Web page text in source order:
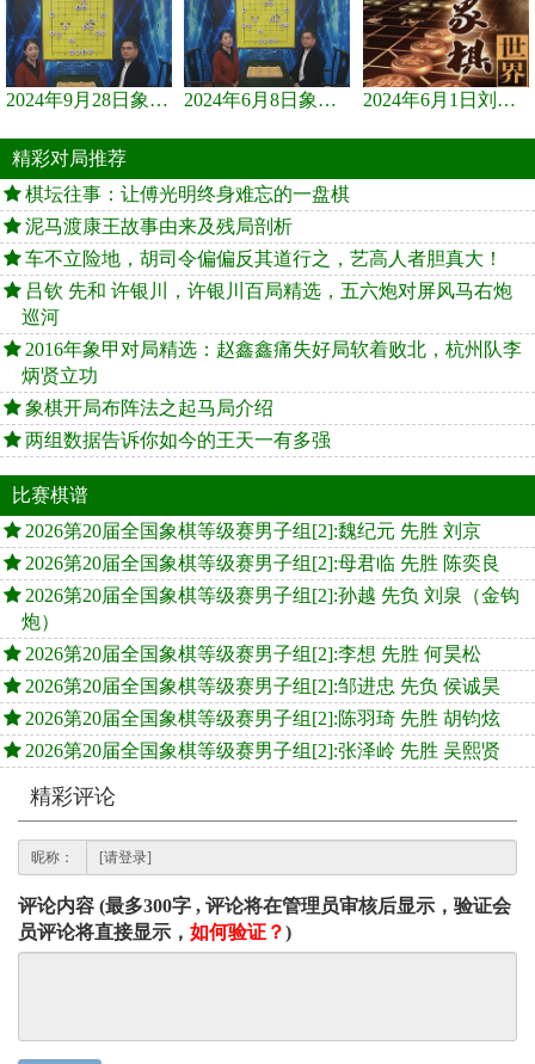
2024年9月28日象棋世界栏目，刘君、蒋川讲解了第九届杨官璘杯象棋... 2024年6月8日象棋世界，刘君、蒋川讲解了第九届杨官璘杯全国象棋... 2024年6月1日刘君、蒋川讲解第三届上海杯象棋大师赛谢靖与李少庚...
精彩对局推荐
棋坛往事：让傅光明终身难忘的一盘棋
泥马渡康王故事由来及残局剖析
车不立险地，胡司令偏偏反其道行之，艺高人者胆真大！
吕钦 先和 许银川，许银川百局精选，五六炮对屏风马右炮
巡河
2016年象甲对局精选：赵鑫鑫痛失好局软着败北，杭州队李
炳贤立功
象棋开局布阵法之起马局介绍
两组数据告诉你如今的王天一有多强
比赛棋谱
2026第20届全国象棋等级赛男子组[2]:魏纪元 先胜 刘京
2026第20届全国象棋等级赛男子组[2]:母君临 先胜 陈奕良
2026第20届全国象棋等级赛男子组[2]:孙越 先负 刘泉（金钩
炮）
2026第20届全国象棋等级赛男子组[2]:李想 先胜 何昊松
2026第20届全国象棋等级赛男子组[2]:邹进忠 先负 侯诚昊
2026第20届全国象棋等级赛男子组[2]:陈羽琦 先胜 胡钧炫
2026第20届全国象棋等级赛男子组[2]:张泽岭 先胜 吴熙贤
精彩评论
昵称：
评论内容 (最多300字 , 评论将在管理员审核后显示，验证会
员评论将直接显示， 如何验证？)